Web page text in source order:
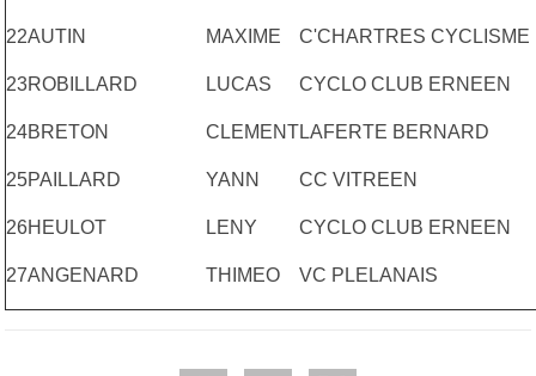
22AUTIN MAXIME C'CHARTRES CYCLISME
23ROBILLARD LUCAS CYCLO CLUB ERNEEN
24BRETON CLEMENTLAFERTE BERNARD
25PAILLARD YANN CC VITREEN
26HEULOT LENY CYCLO CLUB ERNEEN
27ANGENARD THIMEO VC PLELANAIS